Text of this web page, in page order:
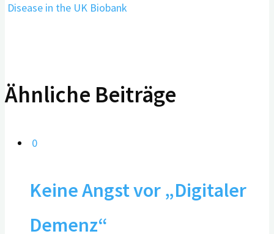
Disease in the UK Biobank
Ähnliche Beiträge
0
Keine Angst vor „Digitaler
Demenz“